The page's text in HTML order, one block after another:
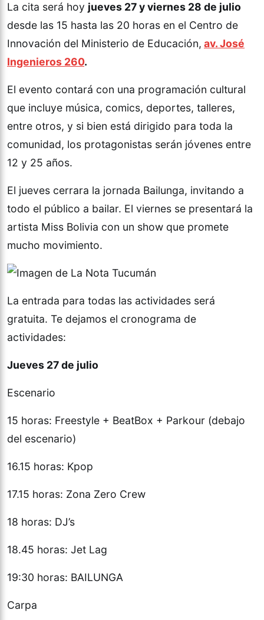
La cita será hoy jueves 27 y viernes 28 de julio
desde las 15 hasta las 20 horas en el Centro de
Innovación del Ministerio de Educación, av. José
Ingenieros 260.
El evento contará con una programación cultural
que incluye música, comics, deportes, talleres,
entre otros, y si bien está dirigido para toda la
comunidad, los protagonistas serán jóvenes entre
12 y 25 años.
El jueves cerrara la jornada Bailunga, invitando a
todo el público a bailar. El viernes se presentará la
artista Miss Bolivia con un show que promete
mucho movimiento.
La entrada para todas las actividades será
gratuita. Te dejamos el cronograma de
actividades:
Jueves 27 de julio
Escenario
15 horas: Freestyle + BeatBox + Parkour (debajo
del escenario)
16.15 horas: Kpop
17.15 horas: Zona Zero Crew
18 horas: DJ’s
18.45 horas: Jet Lag
19:30 horas: BAILUNGA
Carpa